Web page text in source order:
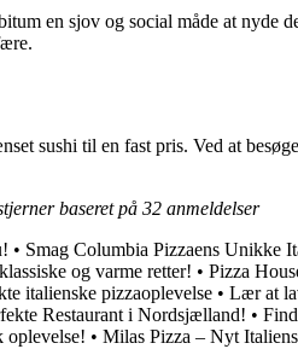
en sjov og social måde at nyde
sushi til en fast pris. Ved at
baseret på 32 anmeldelser
• Smag Columbia Pizzaens Unikke
og varme retter! • Pizza
italienske pizzaoplevelse • Lær at
Restaurant i Nordsjælland! •
oplevelse! • Milas Pizza – Nyt